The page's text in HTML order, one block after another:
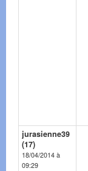
jurasienne39
(17)
18/04/2014 à
09:29